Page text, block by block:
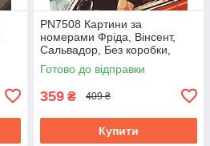
PN7508 Картини за
номерами Фріда, Вінсент,
Сальвадор, Без коробки,
40х50 см
Готово до відправки
359 ₴ 409 ₴
Купити